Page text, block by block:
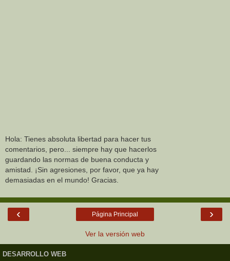
Hola: Tienes absoluta libertad para hacer tus
comentarios, pero... siempre hay que hacerlos
guardando las normas de buena conducta y
amistad. ¡Sin agresiones, por favor, que ya hay
demasiadas en el mundo! Gracias.
‹ ›
Página Principal
Ver la versión web
DESARROLLO WEB